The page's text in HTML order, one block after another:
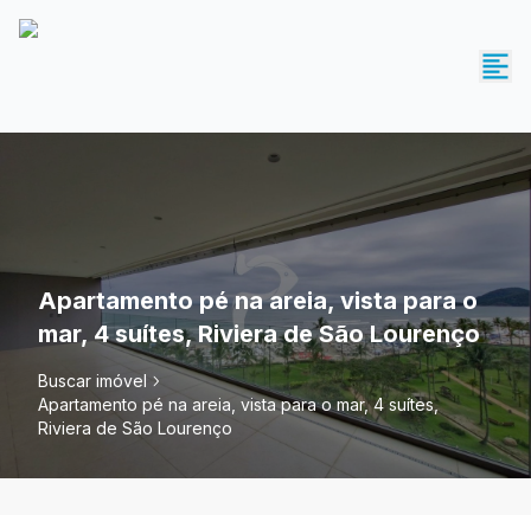
Apartamento pé na areia, vista para o
mar, 4 suítes, Riviera de São Lourenço
Buscar imóvel
Apartamento pé na areia, vista para o mar, 4 suítes,
Riviera de São Lourenço